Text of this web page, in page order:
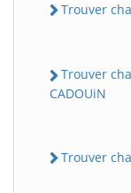
Trouver
Trouver
CADOUiN
Trouver